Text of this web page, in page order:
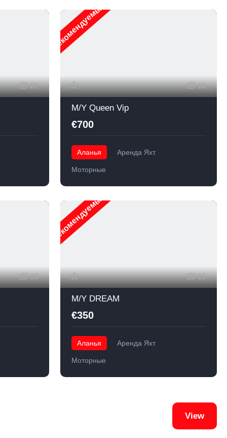
27
Рекомендуемые
15
M/Y Queen Vip
€700
Аланья Аренда Яхт
Моторные
18
Рекомендуемые
11
M/Y DREAM
€350
Аланья Аренда Яхт
Моторные
View